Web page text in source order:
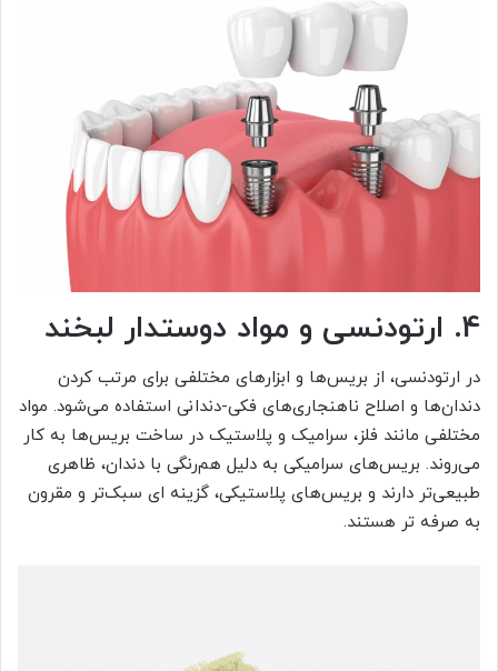
4. ارتودنسی و مواد دوستدار لبخند
در ارتودنسی، از بریس‌ها و ابزارهای مختلفی برای مرتب کردن
دندان‌ها و اصلاح ناهنجاری‌های فکی-دندانی استفاده می‌شود. مواد
مختلفی مانند فلز، سرامیک و پلاستیک در ساخت بریس‌ها به کار
می‌روند. بریس‌های سرامیکی به دلیل هم‌رنگی با دندان، ظاهری
طبیعی‌تر دارند و بریس‌های پلاستیکی، گزینه ای سبک‌تر و مقرون
به صرفه تر هستند.